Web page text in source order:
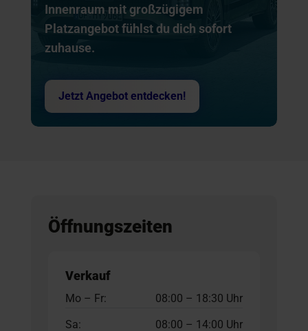
Innenraum mit großzügigem
Platzangebot fühlst du dich sofort
zuhause.
Jetzt Angebot entdecken!
Öffnungszeiten
Verkauf
Mo – Fr:
08:00 – 18:30 Uhr
Sa:
08:00 – 14:00 Uhr